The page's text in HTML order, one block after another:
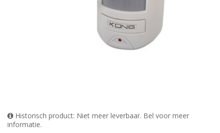
Historisch product: Niet meer leverbaar. Bel voor meer
informatie.